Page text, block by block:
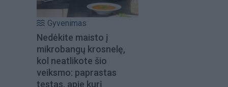
Gyvenimas
Nedėkite maisto į
mikrobangų krosnelę,
kol neatlikote šio
veiksmo: paprastas
testas, apie kurį